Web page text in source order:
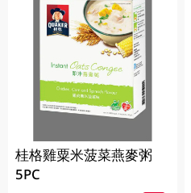
桂格雞粟米菠菜燕麥粥
5PC